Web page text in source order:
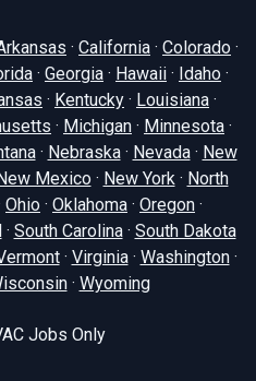
· California · Colorado ·
· Georgia · Hawaii · Idaho ·
· Kentucky · Louisiana ·
· Michigan · Minnesota ·
· Nebraska· Nevada· New
New Mexico· New York· North
Ohio · Oklahoma · Oregon ·
· South Carolina· South Dakota
· Virginia· Washington·
· Wyoming
Jobs Only